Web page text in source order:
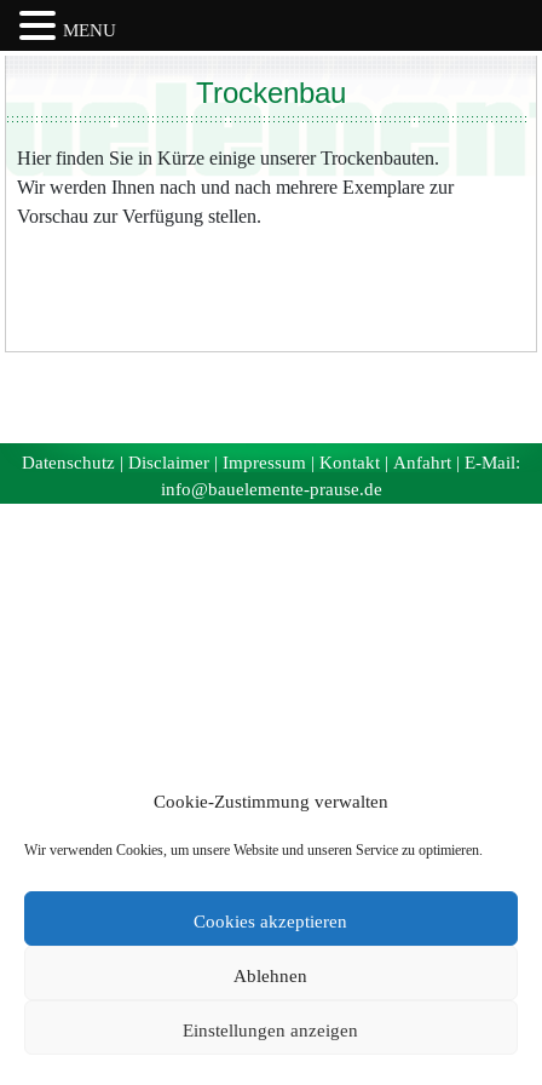
Cookie-Zustimmung verwalten
Wir verwenden Cookies, um unsere Website und unseren Service zu optimieren.
Cookies akzeptieren
Ablehnen
Einstellungen anzeigen
content
Trockenbau
Hier finden Sie in Kürze einige unserer Trockenbauten.
Wir werden Ihnen nach und nach mehrere Exemplare zur
Vorschau zur Verfügung stellen.
Datenschutz | Disclaimer | Impressum | Kontakt | Anfahrt | E-Mail:
info@bauelemente-prause.de
MENU